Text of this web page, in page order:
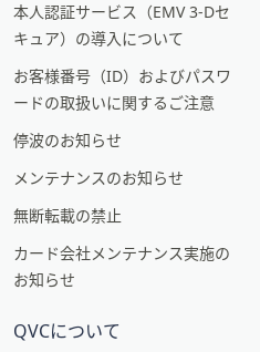
本人認証サービス（EMV 3-Dセ
キュア）の導入について
お客様番号（ID）およびパスワ
ードの取扱いに関するご注意
停波のお知らせ
メンテナンスのお知らせ
無断転載の禁止
カード会社メンテナンス実施の
お知らせ
QVCについて